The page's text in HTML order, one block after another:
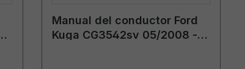
Manual del conductor Ford
Kuga CG3542sv 05/2008 -